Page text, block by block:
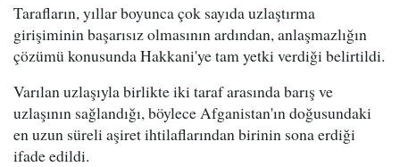
Tarafların, yıllar boyunca çok sayıda uzlaştırma
girişiminin başarısız olmasının ardından, anlaşmazlığın
çözümü konusunda Hakkani'ye tam yetki verdiği belirtildi.
Varılan uzlaşıyla birlikte iki taraf arasında barış ve
uzlaşının sağlandığı, böylece Afganistan'ın doğusundaki
en uzun süreli aşiret ihtilaflarından birinin sona erdiği
ifade edildi.